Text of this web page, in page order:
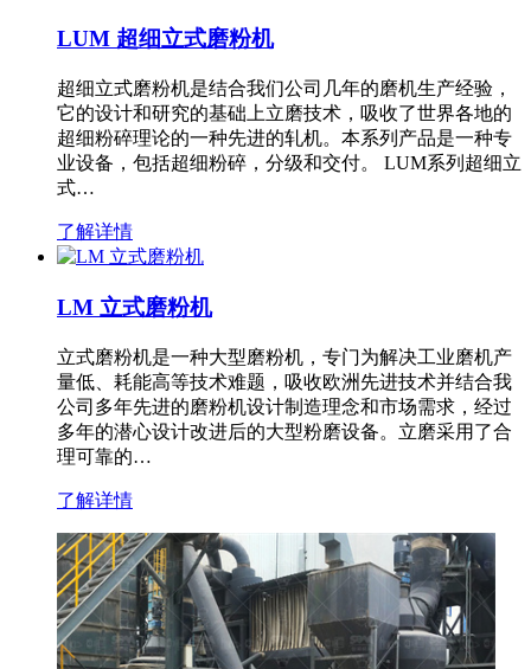
LUM 超细立式磨粉机
超细立式磨粉机是结合我们公司几年的磨机生产经验，
它的设计和研究的基础上立磨技术，吸收了世界各地的
超细粉碎理论的一种先进的轧机。本系列产品是一种专
业设备，包括超细粉碎，分级和交付。 LUM系列超细立
式…
了解详情
LM 立式磨粉机
立式磨粉机是一种大型磨粉机，专门为解决工业磨机产
量低、耗能高等技术难题，吸收欧洲先进技术并结合我
公司多年先进的磨粉机设计制造理念和市场需求，经过
多年的潜心设计改进后的大型粉磨设备。立磨采用了合
理可靠的…
了解详情